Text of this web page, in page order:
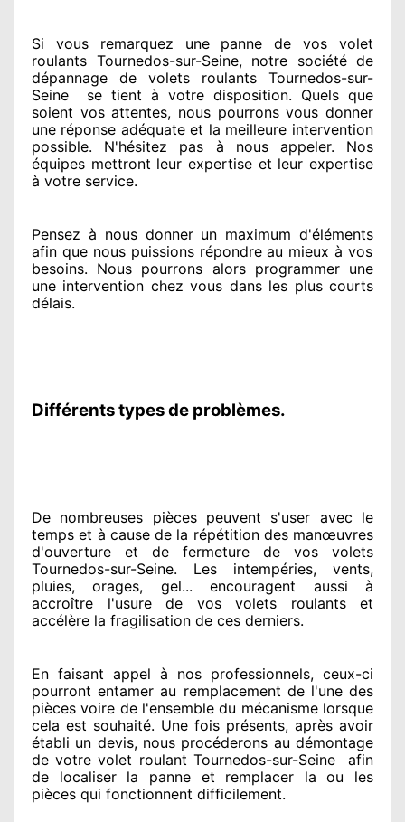
Si vous remarquez une panne de vos volet
roulants Tournedos-sur-Seine, notre sociétéde
dépannage de volets roulants Tournedos-sur-
Seine
se tient à votre disposition. Quels que
soient vos attentes, nous pourrons vous donner
une réponse adéquateet la meilleure intervention
possible. N'hésitez pas à nous appeler. Nos
équipes mettront leur expertise et leur expertise
à votre service.
Pensez à nous donnerun maximum d'éléments
afin que nous puissions répondre au mieux à vos
besoins. Nous pourrons alors programmerune
une intervention chez vous dans les plus courts
délais.
Différents types de problèmes.
De nombreuses pièces peuvent s'user avec le
temps et à causede la répétition des manœuvres
d'ouverture et de fermeture de vos volets
Tournedos-sur-Seine. Les intempéries, vents,
pluies, orages, gel... encouragent aussi à
accroître l'usure de vos volets roulants et
accélère la fragilisation de ces derniers.
En faisant appel à nos professionnels, ceux-ci
pourront entamer au remplacement de l'une des
pièces voire de l'ensemble du mécanisme lorsque
cela est souhaité. Une fois présents, après avoir
établi un devis, nous procéderons au démontage
de votre volet roulant Tournedos-sur-Seine
afin
de localiser la panne et remplacer la ou les
pièces qui fonctionnent difficilement.